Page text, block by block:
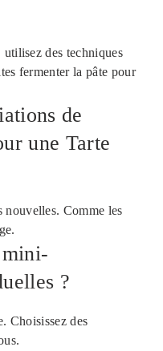
des techniques
fermenter la pâte pour
de
une Tarte
nouvelles. Comme les
mini-
?
Choisissez des